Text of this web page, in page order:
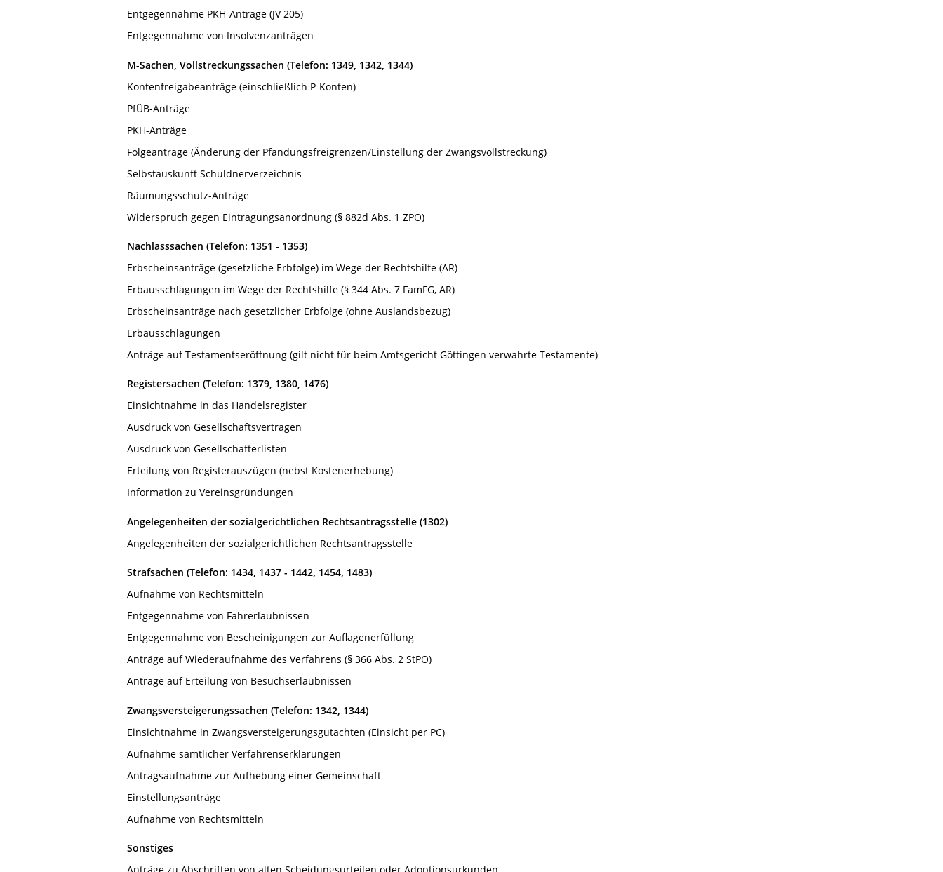
Entgegennahme PKH-Anträge (JV 205)
Entgegennahme von Insolvenzanträgen
M-Sachen, Vollstreckungssachen (Telefon: 1349, 1342, 1344)
Kontenfreigabeanträge (einschließlich P-Konten)
PfÜB-Anträge
PKH-Anträge
Folgeanträge (Änderung der Pfändungsfreigrenzen/Einstellung der Zwangsvollstreckung)
Selbstauskunft Schuldnerverzeichnis
Räumungsschutz-Anträge
Widerspruch gegen Eintragungsanordnung (§ 882d Abs. 1 ZPO)
Nachlasssachen (Telefon: 1351 - 1353)
Erbscheinsanträge (gesetzliche Erbfolge) im Wege der Rechtshilfe (AR)
Erbausschlagungen im Wege der Rechtshilfe (§ 344 Abs. 7 FamFG, AR)
Erbscheinsanträge nach gesetzlicher Erbfolge (ohne Auslandsbezug)
Erbausschlagungen
Anträge auf Testamentseröffnung (gilt nicht für beim Amtsgericht Göttingen verwahrte Testamente)
Registersachen (Telefon: 1379, 1380, 1476)
Einsichtnahme in das Handelsregister
Ausdruck von Gesellschaftsverträgen
Ausdruck von Gesellschafterlisten
Erteilung von Registerauszügen (nebst Kostenerhebung)
Information zu Vereinsgründungen
Angelegenheiten der sozialgerichtlichen Rechtsantragsstelle (1302)
Angelegenheiten der sozialgerichtlichen Rechtsantragsstelle
Strafsachen (Telefon: 1434, 1437 - 1442, 1454, 1483)
Aufnahme von Rechtsmitteln
Entgegennahme von Fahrerlaubnissen
Entgegennahme von Bescheinigungen zur Auflagenerfüllung
Anträge auf Wiederaufnahme des Verfahrens (§ 366 Abs. 2 StPO)
Anträge auf Erteilung von Besuchserlaubnissen
Zwangsversteigerungssachen (Telefon: 1342, 1344)
Einsichtnahme in Zwangsversteigerungsgutachten (Einsicht per PC)
Aufnahme sämtlicher Verfahrenserklärungen
Antragsaufnahme zur Aufhebung einer Gemeinschaft
Einstellungsanträge
Aufnahme von Rechtsmitteln
Sonstiges